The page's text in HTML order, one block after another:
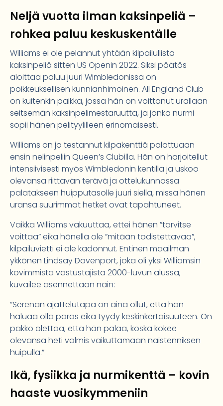
Neljä vuotta ilman kaksinpeliä –
rohkea paluu keskuskentälle
Williams ei ole pelannut yhtään kilpailullista
kaksinpeliä sitten US Openin 2022. Siksi päätös
aloittaa paluu juuri Wimbledonissa on
poikkeuksellisen kunnianhimoinen. All England Club
on kuitenkin paikka, jossa hän on voittanut urallaan
seitsemän kaksinpelimestaruutta, ja jonka nurmi
sopii hänen pelityylilleen erinomaisesti.
Williams on jo testannut kilpakenttiä palattuaan
ensin nelinpeliin Queen’s Clubilla. Hän on harjoitellut
intensiivisesti myös Wimbledonin kentillä ja uskoo
olevansa riittävän terävä ja ottelukunnossa
palatakseen huipputasolle juuri siellä, missä hänen
uransa suurimmat hetket ovat tapahtuneet.
Vaikka Williams vakuuttaa, ettei hänen ”tarvitse
voittaa” eikä hänellä ole ”mitään todistettavaa”,
kilpailuvietti ei ole kadonnut. Entinen maailman
ykkönen Lindsay Davenport, joka oli yksi Williamsin
kovimmista vastustajista 2000-luvun alussa,
kuvailee asennettaan näin:
”Serenan ajattelutapa on aina ollut, että hän
haluaa olla paras eikä tyydy keskinkertaisuuteen. On
pakko olettaa, että hän palaa, koska kokee
olevansa heti valmis vaikuttamaan naistenniksen
huipulla.”
Ikä, fysiikka ja nurmikenttä – kovin
haaste vuosikymmeniin